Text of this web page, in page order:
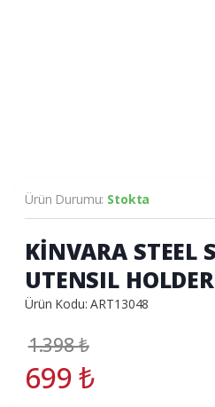
Ürün Durumu: Stokta
KİNVARA STEEL
UTENSIL HOLDER
Ürün Kodu: ART13048
1.398₺
699₺